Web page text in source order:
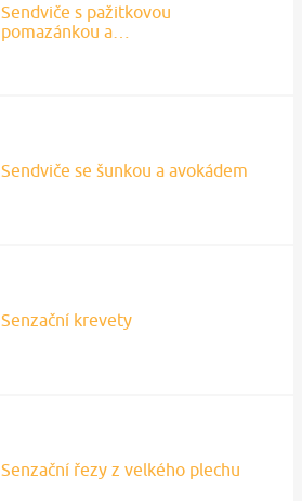
Sendviče s pažitkovou
pomazánkou a…
Sendviče se šunkou a avokádem
Senzační krevety
Senzační řezy z velkého plechu